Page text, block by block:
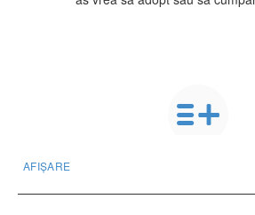
AFIȘARE